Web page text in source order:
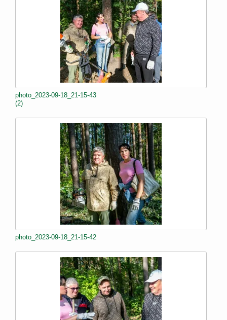
photo_2023-09-18_21-15-43
(2)
photo_2023-09-18_21-15-42